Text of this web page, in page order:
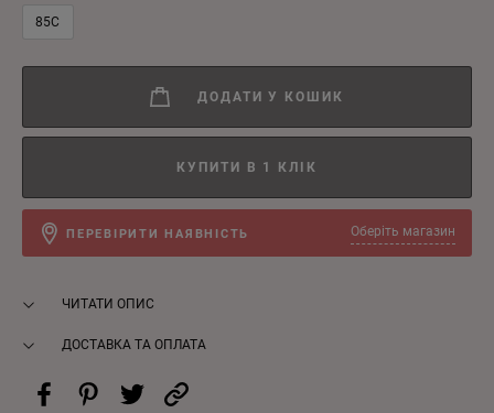
85C
ДОДАТИ У КОШИК
КУПИТИ В 1 КЛІК
ПЕРЕВІРИТИ НАЯВНІСТЬ Оберіть магазин
ЧИТАТИ ОПИС
ДОСТАВКА ТА ОПЛАТА